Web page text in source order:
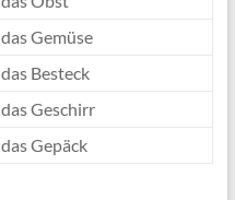
das Gemüse
das Besteck
das Geschirr
das Gepäck